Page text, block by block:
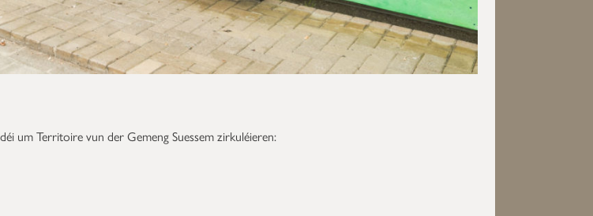
um Territoire vun der Gemeng Suessem zirkuléieren: